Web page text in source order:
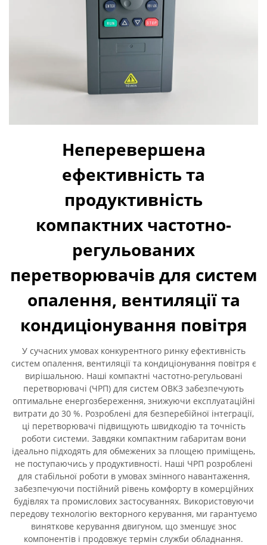
Неперевершена
ефективність та
продуктивність
компактних частотно-
регульованих
перетворювачів для систем
опалення, вентиляції та
кондиціонування повітря
У сучасних умовах конкурентного ринку ефективність
систем опалення, вентиляції та кондиціонування повітря є
вирішальною. Наші компактні частотно-регульовані
перетворювачі (ЧРП) для систем ОВКЗ забезпечують
оптимальне енергозбереження, знижуючи експлуатаційні
витрати до 30 %. Розроблені для безперебійної інтеграції,
ці перетворювачі підвищують швидкодію та точність
роботи системи. Завдяки компактним габаритам вони
ідеально підходять для обмежених за площею приміщень,
не поступаючись у продуктивності. Наші ЧРП розроблені
для стабільної роботи в умовах змінного навантаження,
забезпечуючи постійний рівень комфорту в комерційних
будівлях та промислових застосуваннях. Використовуючи
передову технологію векторного керування, ми гарантуємо
виняткове керування двигуном, що зменшує знос
компонентів і продовжує термін служби обладнання.